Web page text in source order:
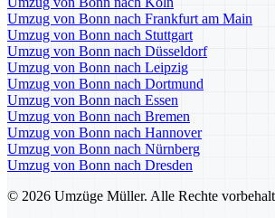
Umzug von Bonn nach Frankfurt am Main
Umzug von Bonn nach Stuttgart
Umzug von Bonn nach Düsseldorf
Umzug von Bonn nach Leipzig
Umzug von Bonn nach Dortmund
Umzug von Bonn nach Essen
Umzug von Bonn nach Bremen
Umzug von Bonn nach Hannover
Umzug von Bonn nach Nürnberg
Umzug von Bonn nach Dresden
© 2026 Umzüge Müller. Alle Rechte